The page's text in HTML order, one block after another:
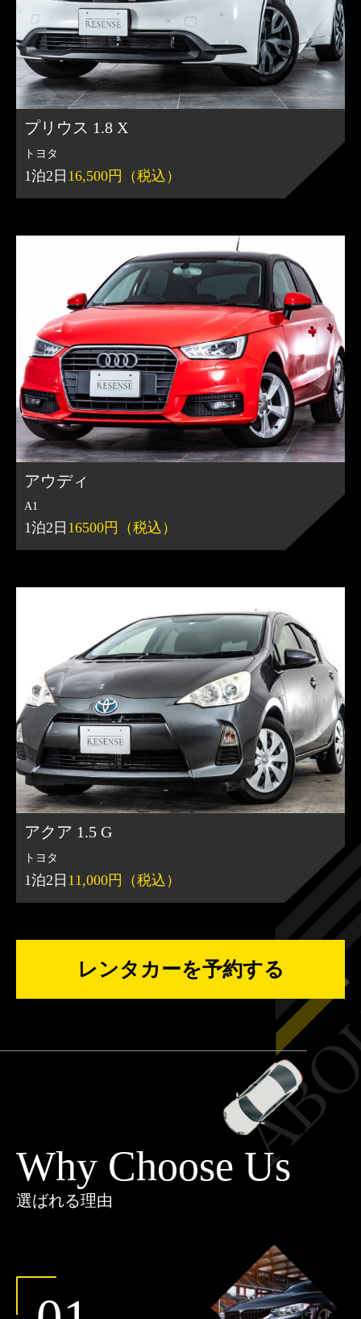
プリウス 1.8 X
トヨタ
1泊2日 16,500円（税込）
アウディ
A1
1泊2日 16500円（税込）
アクア 1.5 G
トヨタ
1泊2日 11,000円（税込）
レンタカーを予約する
Why Choose Us
選ばれる理由